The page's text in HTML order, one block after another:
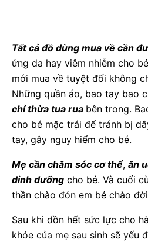
Tất cả đồ dùng mua về cần
ứng da hay viêm nhiễm cho
mới mua về tuyệt đối không
Những quần áo, bao tay bao
chỉ thừa tua rua bên trong.
cho bé mặc trái để tránh bị
tay, gây nguy hiểm cho bé.
Mẹ cần chăm sóc cơ thể, ăn
dinh dưỡng cho bé. Và cuối
thần chào đón em bé chào
Sau khi dồn hết sức lực cho
khỏe của mẹ sau sinh sẽ yếu